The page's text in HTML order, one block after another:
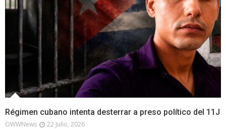
Régimen cubano intenta desterrar a preso político del 11J
OWWNews 22 Julio, 2026